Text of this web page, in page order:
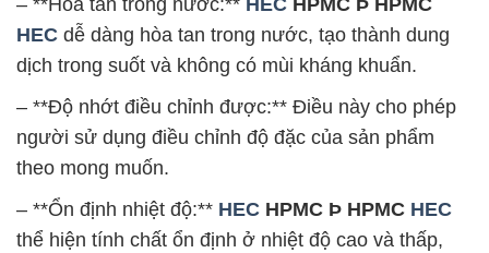
HEC dễ dàng hòa tan trong nước, tạo thành dung
dịch trong suốt và không có mùi kháng khuẩn.
– **Độ nhớt điều chỉnh được:** Điều này cho phép
người sử dụng điều chỉnh độ đặc của sản phẩm
theo mong muốn.
– **Ổn định nhiệt độ:** HEC HPMC Þ HPMC HEC
thể hiện tính chất ổn định ở nhiệt độ cao và thấp,